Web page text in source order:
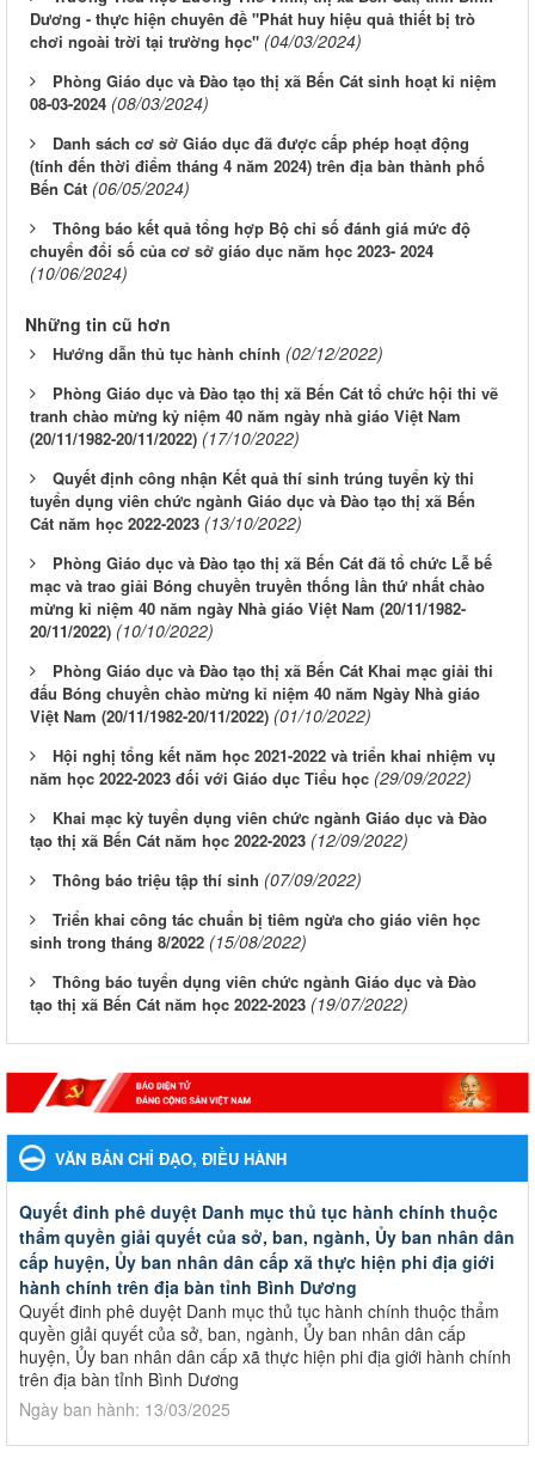
Dương - thực hiện chuyên đề "Phát huy hiệu quả thiết bị trò
chơi ngoài trời tại trường học" (04/03/2024)
Phòng Giáo dục và Đào tạo thị xã Bến Cát sinh hoạt kỉ niệm
08-03-2024 (08/03/2024)
Danh sách cơ sở Giáo dục đã được cấp phép hoạt động
(tính đến thời điểm tháng 4 năm 2024) trên địa bàn thành phố
Bến Cát (06/05/2024)
Thông báo kết quả tổng hợp Bộ chỉ số đánh giá mức độ
chuyển đổi số của cơ sở giáo dục năm học 2023- 2024
(10/06/2024)
Những tin cũ hơn
Hướng dẫn thủ tục hành chính (02/12/2022)
Phòng Giáo dục và Đào tạo thị xã Bến Cát tổ chức hội thi vẽ
tranh chào mừng kỷ niệm 40 năm ngày nhà giáo Việt Nam
(20/11/1982-20/11/2022) (17/10/2022)
Quyết định công nhận Kết quả thí sinh trúng tuyển kỳ thi
tuyển dụng viên chức ngành Giáo dục và Đào tạo thị xã Bến
Cát năm học 2022-2023 (13/10/2022)
Phòng Giáo dục và Đào tạo thị xã Bến Cát đã tổ chức Lễ bế
mạc và trao giải Bóng chuyền truyền thống lần thứ nhất chào
mừng kỉ niệm 40 năm ngày Nhà giáo Việt Nam (20/11/1982-
20/11/2022) (10/10/2022)
Phòng Giáo dục và Đào tạo thị xã Bến Cát Khai mạc giải thi
đấu Bóng chuyền chào mừng kỉ niệm 40 năm Ngày Nhà giáo
Việt Nam (20/11/1982-20/11/2022) (01/10/2022)
Hội nghị tổng kết năm học 2021-2022 và triển khai nhiệm vụ
năm học 2022-2023 đối với Giáo dục Tiểu học (29/09/2022)
Khai mạc kỳ tuyển dụng viên chức ngành Giáo dục và Đào
tạo thị xã Bến Cát năm học 2022-2023 (12/09/2022)
Thông báo triệu tập thí sinh (07/09/2022)
Triển khai công tác chuẩn bị tiêm ngừa cho giáo viên học
sinh trong tháng 8/2022 (15/08/2022)
Thông báo tuyển dụng viên chức ngành Giáo dục và Đào
tạo thị xã Bến Cát năm học 2022-2023 (19/07/2022)
VĂN BẢN CHỈ ĐẠO, ĐIỀU HÀNH
Quyết đinh phê duyệt Danh mục thủ tục hành chính thuộc
thẩm quyền giải quyết của sở, ban, ngành, Ủy ban nhân dân
cấp huyện, Ủy ban nhân dân cấp xã thực hiện phi địa giới
hành chính trên địa bàn tỉnh Bình Dương
Quyết đinh phê duyệt Danh mục thủ tục hành chính thuộc thẩm
quyền giải quyết của sở, ban, ngành, Ủy ban nhân dân cấp
huyện, Ủy ban nhân dân cấp xã thực hiện phi địa giới hành chính
trên địa bàn tỉnh Bình Dương
Ngày ban hành: 13/03/2025